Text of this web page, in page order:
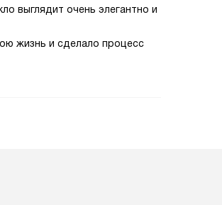
выглядит очень элегантно и
жизнь и сделало процесс